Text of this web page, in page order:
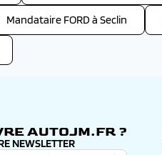
Mandataire FORD à Seclin
AUTOJM.FR ?
NEWSLETTER